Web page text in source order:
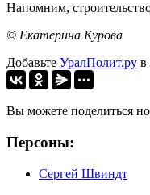
Напомним,
© Екатерина Курова
Добавьте УралПолит.ру в
Вы можете поделиться
Персоны:
Сергей Швиндт